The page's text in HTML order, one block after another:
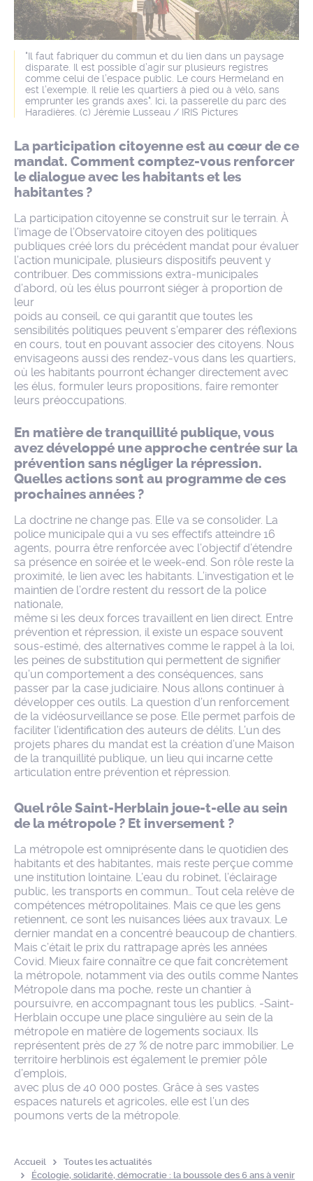
"Il faut fabriquer du commun et du lien dans un paysage
disparate. Il est possible d’agir sur plusieurs registres
comme celui de l’espace public. Le cours Hermeland en
est l’exemple. Il relie les quartiers à pied ou à vélo, sans
emprunter les grands axes". Ici, la passerelle du parc des
Haradières. (c) Jérémie Lusseau / IRIS Pictures
La participation citoyenne est au cœur de ce
mandat. Comment comptez-vous renforcer
le dialogue avec les habitants et les
habitantes ?
La participation citoyenne se construit sur le terrain. À
l’image de l’Observatoire citoyen des politiques
publiques créé lors du précédent mandat pour évaluer
l’action municipale, plusieurs dispositifs peuvent y
contribuer. Des commissions extra-municipales
d’abord, où les élus pourront siéger à proportion de
leur
poids au conseil, ce qui garantit que toutes les
sensibilités politiques peuvent s’emparer des réflexions
en cours, tout en pouvant associer des citoyens. Nous
envisageons aussi des rendez-vous dans les quartiers,
où les habitants pourront échanger directement avec
les élus, formuler leurs propositions, faire remonter
leurs préoccupations.
En matière de tranquillité publique, vous
avez développé une approche centrée sur la
prévention sans négliger la répression.
Quelles actions sont au programme de ces
prochaines années ?
La doctrine ne change pas. Elle va se consolider. La
police municipale qui a vu ses effectifs atteindre 16
agents, pourra être renforcée avec l’objectif d’étendre
sa présence en soirée et le week-end. Son rôle reste la
proximité, le lien avec les habitants. L’investigation et le
maintien de l’ordre restent du ressort de la police
nationale,
même si les deux forces travaillent en lien direct. Entre
prévention et répression, il existe un espace souvent
sous-estimé, des alternatives comme le rappel à la loi,
les peines de substitution qui permettent de signifier
qu’un comportement a des conséquences, sans
passer par la case judiciaire. Nous allons continuer à
développer ces outils. La question d’un renforcement
de la vidéosurveillance se pose. Elle permet parfois de
faciliter l’identification des auteurs de délits. L’un des
projets phares du mandat est la création d’une Maison
de la tranquillité publique, un lieu qui incarne cette
articulation entre prévention et répression.
Quel rôle Saint-Herblain joue-t-elle au sein
de la métropole ? Et inversement ?
La métropole est omniprésente dans le quotidien des
habitants et des habitantes, mais reste perçue comme
une institution lointaine. L’eau du robinet, l’éclairage
public, les transports en commun… Tout cela relève de
compétences métropolitaines. Mais ce que les gens
retiennent, ce sont les nuisances liées aux travaux. Le
dernier mandat en a concentré beaucoup de chantiers.
Mais c’était le prix du rattrapage après les années
Covid. Mieux faire connaître ce que fait concrètement
la métropole, notamment via des outils comme Nantes
Métropole dans ma poche, reste un chantier à
poursuivre, en accompagnant tous les publics. -Saint-
Herblain occupe une place singulière au sein de la
métropole en matière de logements sociaux. Ils
représentent près de 27 % de notre parc immobilier. Le
territoire herblinois est également le premier pôle
d’emplois,
avec plus de 40 000 postes. Grâce à ses vastes
espaces naturels et agricoles, elle est l’un des
poumons verts de la métropole.
Accueil
Toutes les actualités
Écologie, solidarité, démocratie : la boussole des 6 ans à venir